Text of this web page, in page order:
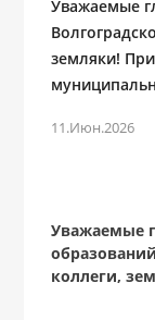
Уважаемые
земляки!
11.Июн.2026
Уважаемые
коллеги,